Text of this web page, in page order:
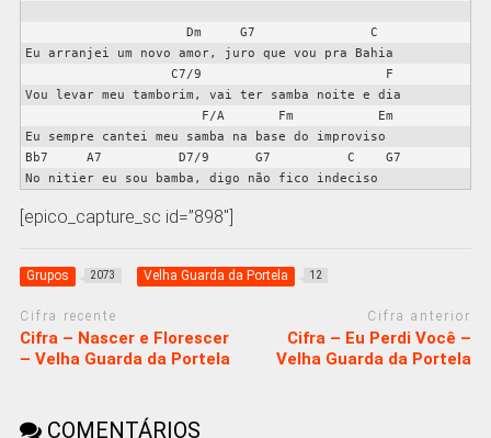
Eu arranjei um novo amor, juro que vou pra Bahia
Vou levar meu tamborim, vai ter samba noite e dia
Eu sempre cantei meu samba na base do improviso
Bb7     A7          D7/9      G7          C    G7
[epico_capture_sc id=”898″]
Grupos 2073 Velha Guarda da Portela 12
Cifra recente
Cifra – Nascer e Florescer
– Velha Guarda da Portela
Cifra anterior
Cifra – Eu Perdi Você –
Velha Guarda da Portela
COMENTÁRIOS